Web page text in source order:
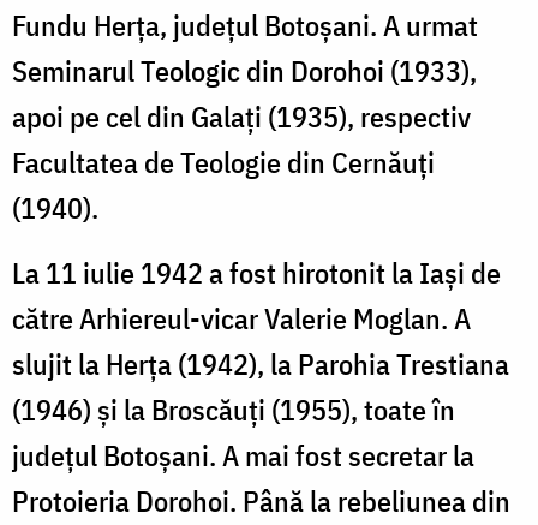
Fundu Herța, județul Botoșani. A urmat
Seminarul Teologic din Dorohoi (1933),
apoi pe cel din Galați (1935), respectiv
Facultatea de Teologie din Cernăuți
(1940).
La 11 iulie 1942 a fost hirotonit la Iași de
către Arhiereul-vicar Valerie Moglan. A
slujit la Herța (1942), la Parohia Trestiana
(1946) și la Broscăuți (1955), toate în
județul Botoșani. A mai fost secretar la
Protoieria Dorohoi. Până la rebeliunea din